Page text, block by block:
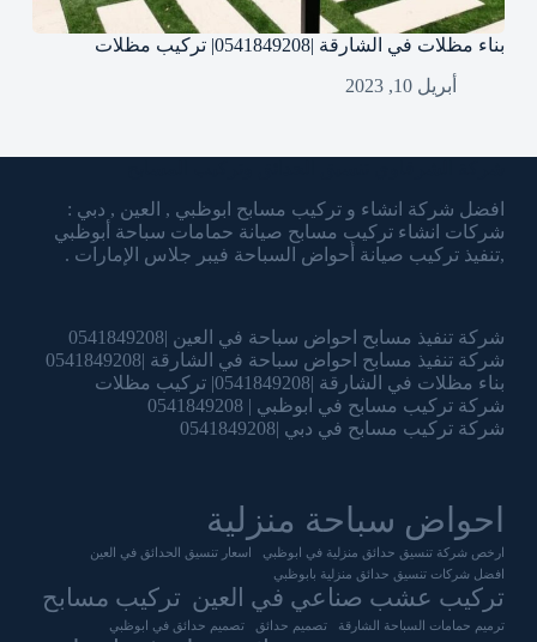
بناء مظلات في الشارقة |0541849208| تركيب مظلات
أبريل 10, 2023
افضل شركة انشاء و تركيب مسابح ابوظبي , العين , دبي :
شركات انشاء تركيب مسابح صيانة حمامات سباحة أبوظبي
,تنفيذ تركيب صيانة أحواض السباحة فيبر جلاس الإمارات .
شركة تنفيذ مسابح احواض سباحة في العين |0541849208
شركة تنفيذ مسابح احواض سباحة في الشارقة |0541849208
بناء مظلات في الشارقة |0541849208| تركيب مظلات
شركة تركيب مسابح في ابوظبي | 0541849208
شركة تركيب مسابح في دبي |0541849208
احواض سباحة منزلية
ارخص شركة تنسيق حدائق منزلية في ابوظبي
اسعار تنسيق الحدائق في العين
افضل شركات تنسيق حدائق منزلية بابوظبي
تركيب عشب صناعي في العين تركيب مسابح
ترميم حمامات السباحة الشارقة تصميم حدائق تصميم حدائق في ابوظبي